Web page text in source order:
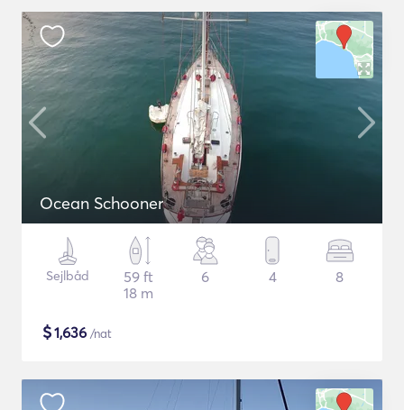
Ocean Schooner
Sejlbåd
59 ft
18 m
6 4 8
$1,636 /nat